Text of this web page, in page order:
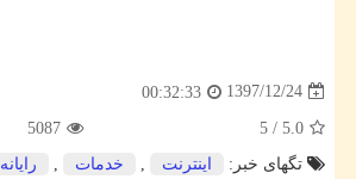
1397/12/24
00:32:33
5.0
/
5
5087
تگهای خبر:
اینترنت خدمات رایانه